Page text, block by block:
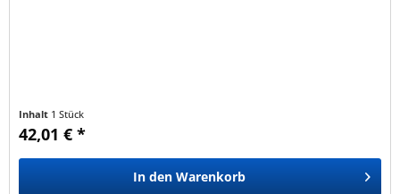
Inhalt 1 Stück
42,01 € *
In den Warenkorb